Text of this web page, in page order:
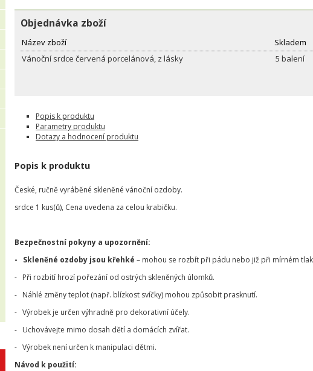
Objednávka zboží
Název zboží Skladem
Vánoční srdce červená porcelánová, z lásky
5 balení
Popis k produktu
Parametry produktu
Dotazy a hodnocení produktu
Popis k produktu
České, ručně vyráběné skleněné vánoční ozdoby.
srdce 1 kus(ů), Cena uvedena za celou krabičku.
Bezpečnostní pokyny a upozornění:
- Skleněné ozdoby jsou křehké – mohou se rozbít při pádu nebo již při mírném
- Při rozbití hrozí pořezání od ostrých skleněných úlomků.
- Náhlé změny teplot (např. blízkost svíčky) mohou způsobit prasknutí.
- Výrobek je určen výhradně pro dekorativní účely.
- Uchovávejte mimo dosah dětí a domácích zvířat.
- Výrobek není určen k manipulaci dětmi.
Návod k použití: